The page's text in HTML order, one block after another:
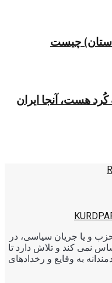
چیست
هست، آنجا ایران
و یا جریان سیاسی، در
نمی کند و تلاش دارد تا
به وقایع و رخدادهای